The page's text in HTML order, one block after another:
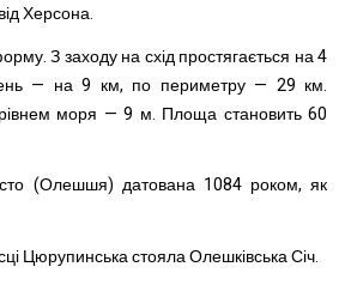
Херсона.
З заходу на схід простягається на 4
— на 9 км, по периметру — 29 км.
моря — 9 м. Площа становить 60
(Олешшя) датована 1084 роком, як
Цюрупинська стояла Олешківська Січ.